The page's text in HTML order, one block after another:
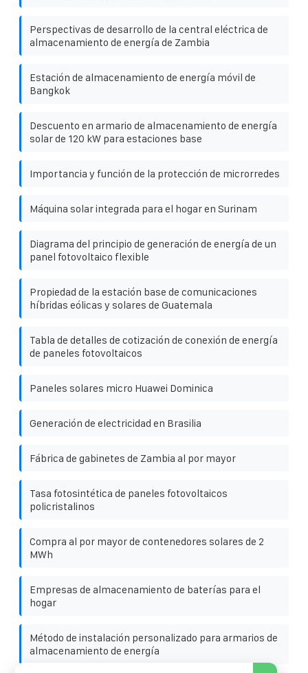
Perspectivas de desarrollo de la central eléctrica de
almacenamiento de energía de Zambia
Estación de almacenamiento de energía móvil de
Bangkok
Descuento en armario de almacenamiento de energía
solar de 120 kW para estaciones base
Importancia y función de la protección de microrredes
Máquina solar integrada para el hogar en Surinam
Diagrama del principio de generación de energía de un
panel fotovoltaico flexible
Propiedad de la estación base de comunicaciones
híbridas eólicas y solares de Guatemala
Tabla de detalles de cotización de conexión de energía
de paneles fotovoltaicos
Paneles solares micro Huawei Dominica
Generación de electricidad en Brasilia
Fábrica de gabinetes de Zambia al por mayor
Tasa fotosintética de paneles fotovoltaicos
policristalinos
Compra al por mayor de contenedores solares de 2
MWh
Empresas de almacenamiento de baterías para el
hogar
Método de instalación personalizado para armarios de
almacenamiento de energía